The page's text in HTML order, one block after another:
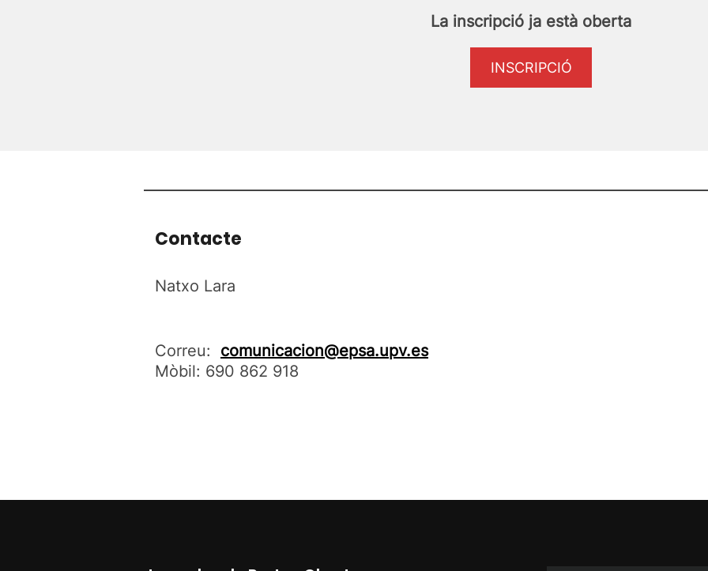
La inscripció ja està oberta
INSCRIPCIÓ
Contacte
Natxo Lara
Correu: comunicacion@epsa.upv.es
Mòbil: 690 862 918